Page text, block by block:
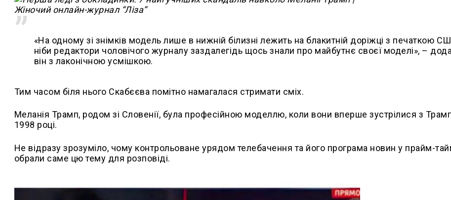
«На одному зі знімків модель лише в нижній білизні лежить на блакитній доріжці з печаткою
ніби редактори чоловічого журналу заздалегідь щось знали про майбутнє своєї моделі», –
він з лаконічною усмішкою.
Тим часом біля нього Скабєєва помітно намагалася стримати сміх.
Меланія Трамп, родом зі Словенії, була професійною моделлю, коли вони вперше зустрілися з
1998 році.
Не відразу зрозуміло, чому контрольоване урядом телебачення та його програма новин у прайм-
обрали саме цю тему для розповіді.